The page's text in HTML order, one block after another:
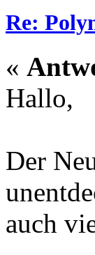
Re:
«
Hallo,
Der
auch